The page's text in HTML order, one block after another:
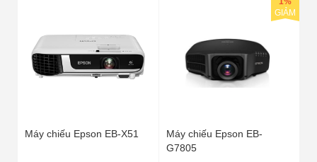
Máy chiếu Epson EB-X51
Máy chiếu Epson EB-
G7805
GIẢM